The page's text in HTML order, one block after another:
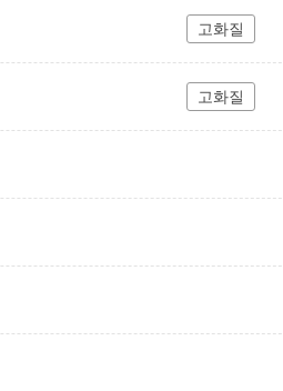
고화질
고화질